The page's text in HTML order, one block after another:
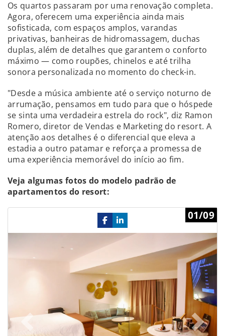
Os quartos passaram por uma renovação completa.
Agora, oferecem uma experiência ainda mais
sofisticada, com espaços amplos, varandas
privativas, banheiras de hidromassagem, duchas
duplas, além de detalhes que garantem o conforto
máximo — como roupões, chinelos e até trilha
sonora personalizada no momento do check-in.
"Desde a música ambiente até o serviço noturno de
arrumação, pensamos em tudo para que o hóspede
se sinta uma verdadeira estrela do rock", diz Ramon
Romero, diretor de Vendas e Marketing do resort. A
atenção aos detalhes é o diferencial que eleva a
estadia a outro patamar e reforça a promessa de
uma experiência memorável do início ao fim.
Veja algumas fotos do modelo padrão de
apartamentos do resort:
01/09
Previous